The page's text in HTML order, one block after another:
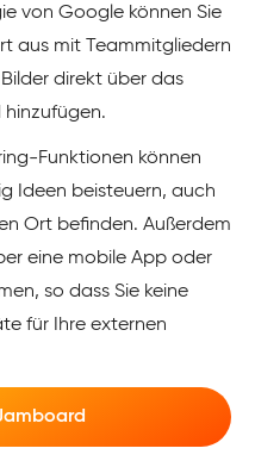
von Google können Sie
aus mit Teammitgliedern
direkt über das
hinzufügen.
Funktionen können
Ideen beisteuern, auch
Ort befinden. Außerdem
eine mobile App oder
so dass Sie keine
für Ihre externen